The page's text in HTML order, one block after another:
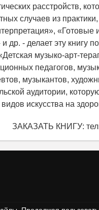
расстройств,
случаев из
«Готовые
и др. - делает эту
музыко-арт-
педагогов,
музыкантов,
аудитории,
видов искусства на
ЗАКАЗАТЬ КНИГУ: тел.